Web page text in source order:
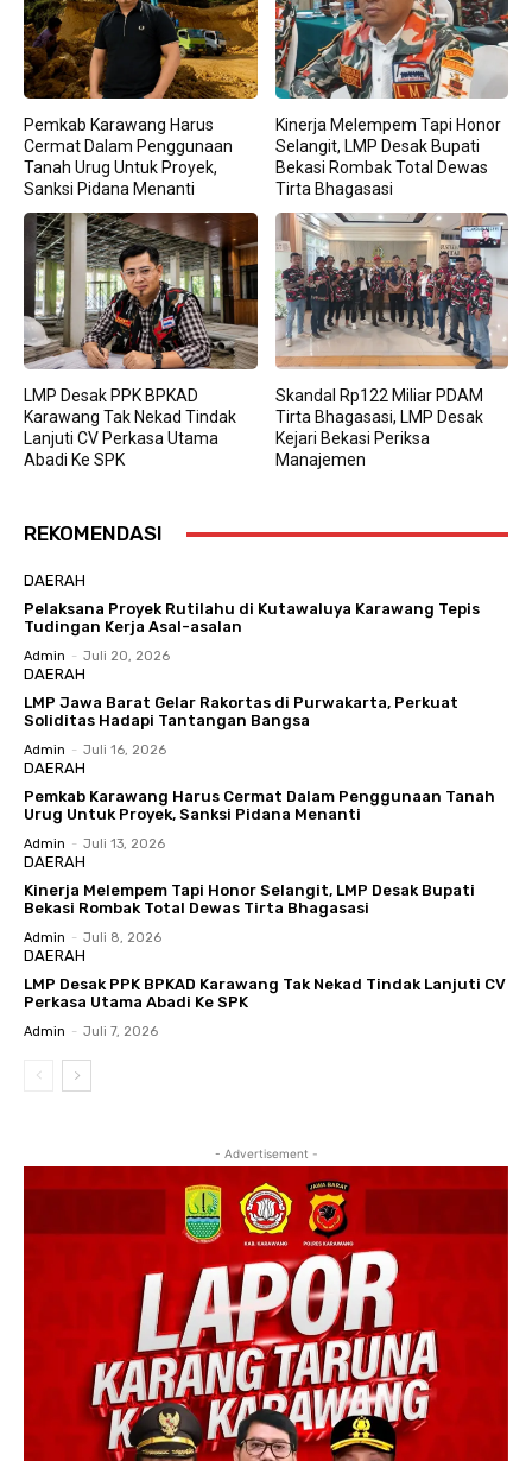
Pemkab Karawang Harus
Cermat Dalam Penggunaan
Tanah Urug Untuk Proyek,
Sanksi Pidana Menanti
Kinerja Melempem Tapi Honor
Selangit, LMP Desak Bupati
Bekasi Rombak Total Dewas
Tirta Bhagasasi
LMP Desak PPK BPKAD
Karawang Tak Nekad Tindak
Lanjuti CV Perkasa Utama
Abadi Ke SPK
Skandal Rp122 Miliar PDAM
Tirta Bhagasasi, LMP Desak
Kejari Bekasi Periksa
Manajemen
REKOMENDASI
DAERAH
Pelaksana Proyek Rutilahu di Kutawaluya Karawang Tepis
Tudingan Kerja Asal-asalan
Admin - Juli 20, 2026
DAERAH
LMP Jawa Barat Gelar Rakortas di Purwakarta, Perkuat
Soliditas Hadapi Tantangan Bangsa
Admin - Juli 16, 2026
DAERAH
Pemkab Karawang Harus Cermat Dalam Penggunaan Tanah
Urug Untuk Proyek, Sanksi Pidana Menanti
Admin - Juli 13, 2026
DAERAH
Kinerja Melempem Tapi Honor Selangit, LMP Desak Bupati
Bekasi Rombak Total Dewas Tirta Bhagasasi
Admin - Juli 8, 2026
DAERAH
LMP Desak PPK BPKAD Karawang Tak Nekad Tindak Lanjuti CV
Perkasa Utama Abadi Ke SPK
Admin - Juli 7, 2026
- Advertisement -